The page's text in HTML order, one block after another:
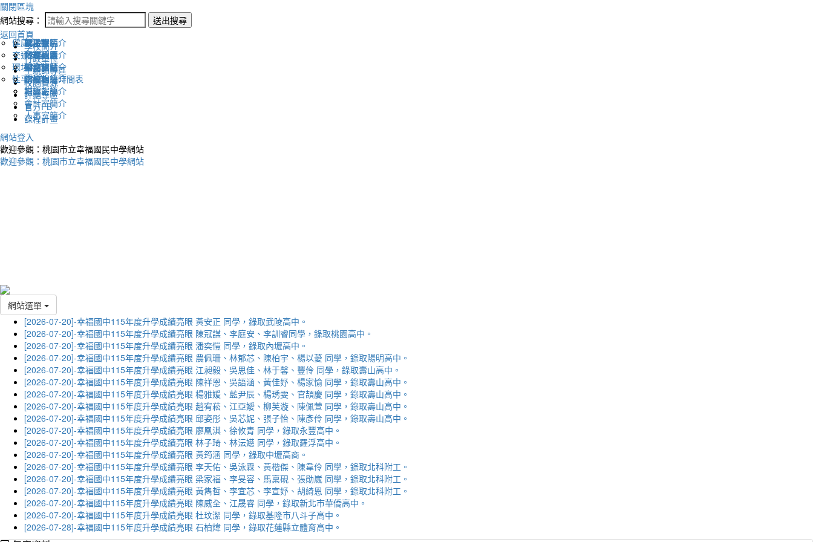
關閉區塊
網站搜尋：
送出搜尋
返回首頁
學校簡介
認識幸福
地理位置
英文網站
幸福相簿
媒體報導
行政單位
校長室簡介
教務處簡介
學務處簡介
總務處簡介
輔導室簡介
會計室簡介
人事室簡介
生親師專區
新生專區
升學專區
圖書館藏
學校作息時間表
校園資源
電子報
下載列表
評鑑專區
健康促進
交通安全
環境教育
性平教育
官方FB
課程計畫
網站登入
歡迎參觀：桃園市立幸福國民中學網站
歡迎參觀：桃園市立幸福國民中學網站
網站選單
[2026-07-20]-幸福國中115年度升學成績亮眼 黃安正 同學，錄取武陵高中。
[2026-07-20]-幸福國中115年度升學成績亮眼 陳冠謀、李庭安、李訓睿同學，錄取桃園高中。
[2026-07-20]-幸福國中115年度升學成績亮眼 潘奕愷 同學，錄取內壢高中。
[2026-07-20]-幸福國中115年度升學成績亮眼 農佩珊、林郁芯、陳柏宇、楊以薆 同學，錄取陽明高中。
[2026-07-20]-幸福國中115年度升學成績亮眼 江昶毅、吳思佳、林于馨、豐伶 同學，錄取壽山高中。
[2026-07-20]-幸福國中115年度升學成績亮眼 陳祥恩、吳語涵、黃佳妤、楊家愉 同學，錄取壽山高中。
[2026-07-20]-幸福國中115年度升學成績亮眼 楊雅媛、藍尹辰、楊琇雯、官頡慶 同學，錄取壽山高中。
[2026-07-20]-幸福國中115年度升學成績亮眼 趙宥菘、江亞嬡、柳芙漩、陳佩萱 同學，錄取壽山高中。
[2026-07-20]-幸福國中115年度升學成績亮眼 邱姿彤、吳芯妮、張子怡、陳彥伶 同學，錄取壽山高中。
[2026-07-20]-幸福國中115年度升學成績亮眼 廖凰淇、徐攸青 同學，錄取永豐高中。
[2026-07-20]-幸福國中115年度升學成績亮眼 林子琦、林沄嬨 同學，錄取羅浮高中。
[2026-07-20]-幸福國中115年度升學成績亮眼 黃筠涵 同學，錄取中壢高商。
[2026-07-20]-幸福國中115年度升學成績亮眼 李天佑、吳泳霖、黃楷傑、陳韋伶 同學，錄取北科附工。
[2026-07-20]-幸福國中115年度升學成績亮眼 梁家福、李旻容、馬稟硯、張勛崴 同學，錄取北科附工。
[2026-07-20]-幸福國中115年度升學成績亮眼 黃雋哲、李宜芯、李宣妤、胡綺恩 同學，錄取北科附工。
[2026-07-20]-幸福國中115年度升學成績亮眼 陳威全、江晟睿 同學，錄取新北市華僑高中。
[2026-07-20]-幸福國中115年度升學成績亮眼 杜玟潔 同學，錄取基隆市八斗子高中。
[2026-07-28]-幸福國中115年度升學成績亮眼 石柏煒 同學，錄取花蓮縣立體育高中。